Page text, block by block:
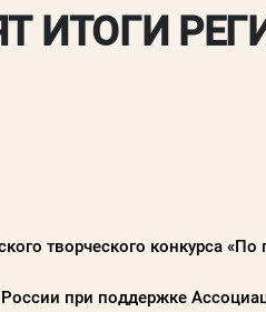
ПОБЕДИТЕЛЕЙ
ИТОГИ
творческого конкурса
при поддержке